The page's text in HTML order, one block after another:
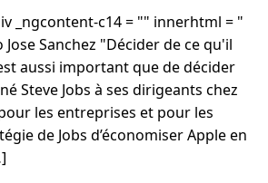
_ngcontent-c14 = "" innerhtml = "
Sanchez "Décider de ce qu'il
aussi important que de décider
Steve Jobs à ses dirigeants chez
les entreprises et pour les
de Jobs d’économiser Apple en